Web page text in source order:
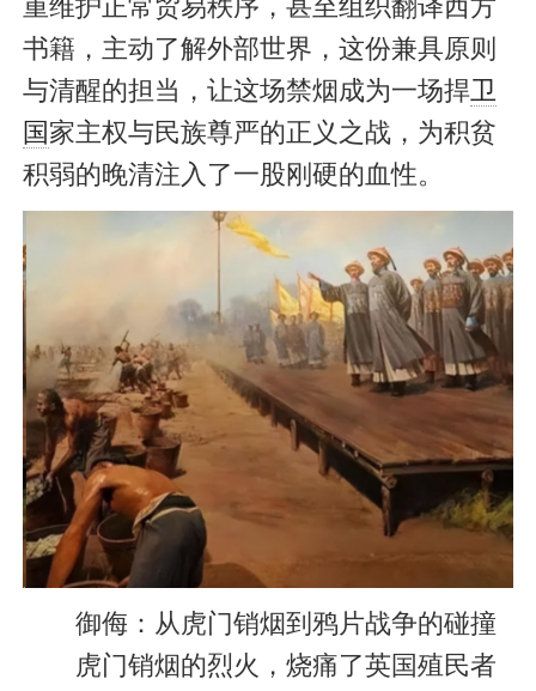
重维护正常贸易秩序，甚至组织翻译西方
书籍，主动了解外部世界，这份兼具原则
与清醒的担当，让这场禁烟成为一场捍卫
国家主权与民族尊严的正义之战，为积贫
积弱的晚清注入了一股刚硬的血性。
御侮：从虎门销烟到鸦片战争的碰撞
虎门销烟的烈火，烧痛了英国殖民者